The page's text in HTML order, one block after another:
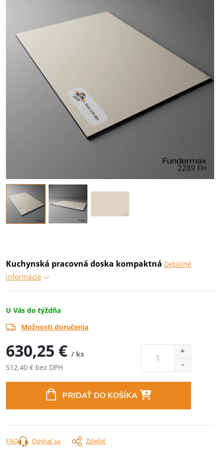
Kuchynská pracovná doska kompaktná Detailné
informácie
U Vás do týždňa
Možnosti doručenia
630,25 € / ks
512,40 € bez DPH
PRIDAŤ DO KOŠÍKA
Opýtať sa Zdieľať
FAQ